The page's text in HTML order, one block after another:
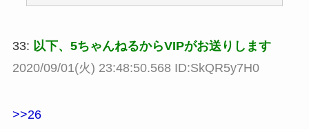
33: 以下、5ちゃんねるからVIPがお送りします
2020/09/01(火) 23:48:50.568 ID:SkQR5y7H0
>>26